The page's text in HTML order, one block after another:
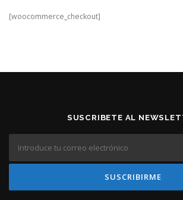
[woocommerce_checkout]
SUSCRIBETE AL